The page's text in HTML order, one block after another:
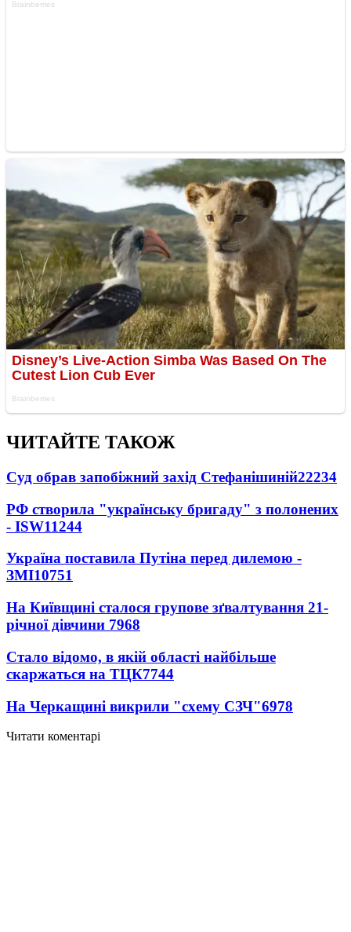
ЧИТАЙТЕ ТАКОЖ
Суд обрав запобіжний захід Стефанішиній22234
РФ створила "українську бригаду" з полонених
- ISW11244
Україна поставила Путіна перед дилемою -
ЗМІ10751
На Київщині сталося групове зґвалтування 21-
річної дівчини 7968
Стало відомо, в якій області найбільше
скаржаться на ТЦК7744
На Черкащині викрили "схему СЗЧ"6978
Читати коментарі